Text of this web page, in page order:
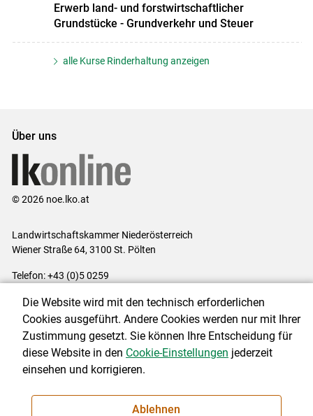
Erwerb land- und forstwirtschaftlicher
Grundstücke - Grundverkehr und Steuer
alle Kurse Rinderhaltung anzeigen
Über uns
© 2026 noe.lko.at
Landwirtschaftskammer Niederösterreich
Wiener Straße 64, 3100 St. Pölten
Telefon: +43 (0)5 0259
Impressum|Kontakt|Datenschutzerklärung|Barrierefreiheit|
Cookie-Einstellungen
NEWSLETTER
Die Website wird mit den technisch erforderlichen
Cookies ausgeführt. Andere Cookies werden nur mit Ihrer
Zustimmung gesetzt. Sie können Ihre Entscheidung für
diese Website in den Cookie-Einstellungen jederzeit
einsehen und korrigieren.
Ablehnen